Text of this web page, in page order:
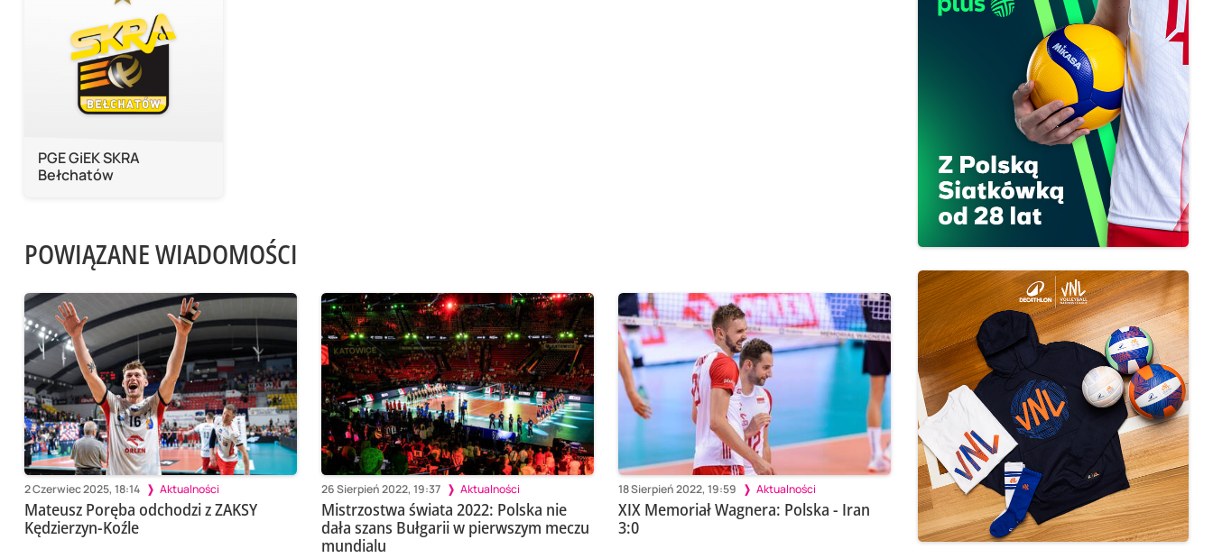
PGE GiEK SKRA
Bełchatów
POWIĄZANE WIADOMOŚCI
2 Czerwiec 2025, 18:14 Aktualności
Mateusz Poręba odchodzi z ZAKSY
Kędzierzyn-Koźle
26 Sierpień 2022, 19:37 Aktualności
Mistrzostwa świata 2022: Polska nie
dała szans Bułgarii w pierwszym meczu
mundialu
18 Sierpień 2022, 19:59 Aktualności
XIX Memoriał Wagnera: Polska - Iran
3:0